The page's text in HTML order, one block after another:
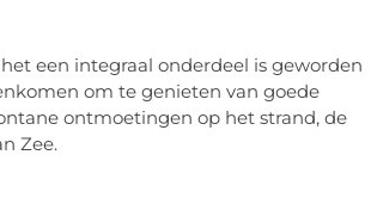
een integraal onderdeel is geworden
om te genieten van goede
ontmoetingen op het strand, de
Zee.